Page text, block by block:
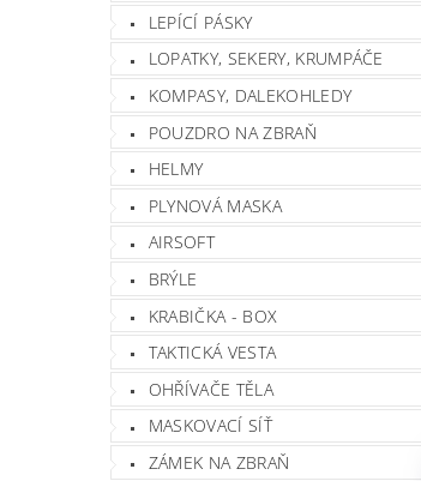
LEPÍCÍ PÁSKY
LOPATKY, SEKERY, KRUMPÁČE
KOMPASY, DALEKOHLEDY
POUZDRO NA ZBRAŇ
HELMY
PLYNOVÁ MASKA
AIRSOFT
BRÝLE
KRABIČKA - BOX
TAKTICKÁ VESTA
OHŘÍVAČE TĚLA
MASKOVACÍ SÍŤ
ZÁMEK NA ZBRAŇ